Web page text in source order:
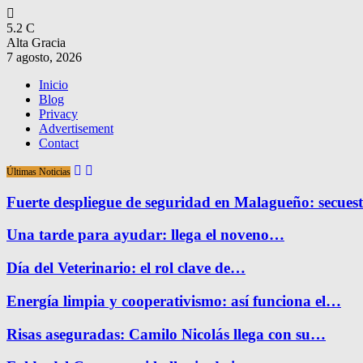
5.2 C
Alta Gracia
7 agosto, 2026
Inicio
Blog
Privacy
Advertisement
Contact
Últimas Noticias
Fuerte despliegue de seguridad en Malagueño:
Una tarde para ayudar: llega el noveno…
Día del Veterinario: el rol clave de…
Energía limpia y cooperativismo: así funciona el…
Risas aseguradas: Camilo Nicolás llega con su…